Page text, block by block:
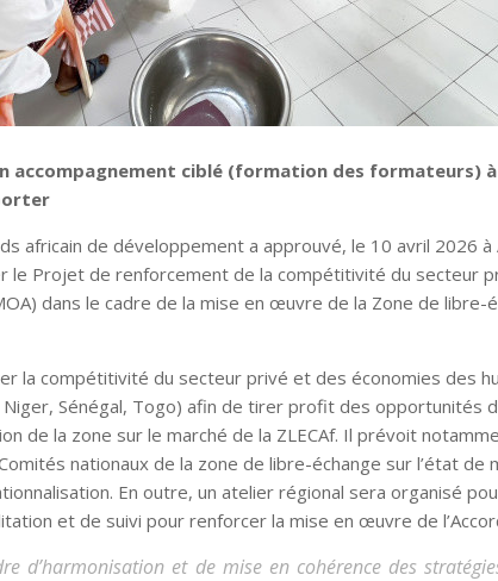
accompagnement ciblé (formation des formateurs)
africain de développement a approuvé, le 10 avril 2026
le Projet de renforcement de la compétitivité du secteur
dans le cadre de la mise en œuvre de la Zone de libre-
la compétitivité du secteur privé et des économies des
Niger, Sénégal, Togo) afin de tirer profit des opportunités
de la zone sur le marché de la ZLECAf. Il prévoit
nationaux de la zone de libre-échange sur l’état de
En outre, un atelier régional sera organisé
et de suivi pour renforcer la mise en œuvre de
d’harmonisation et de mise en cohérence des